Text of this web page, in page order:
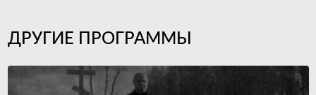
ДРУГИЕ ПРОГРАММЫ